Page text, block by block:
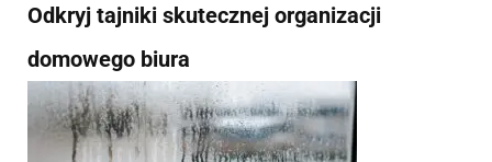
Odkryj tajniki skutecznej organizacji
domowego biura